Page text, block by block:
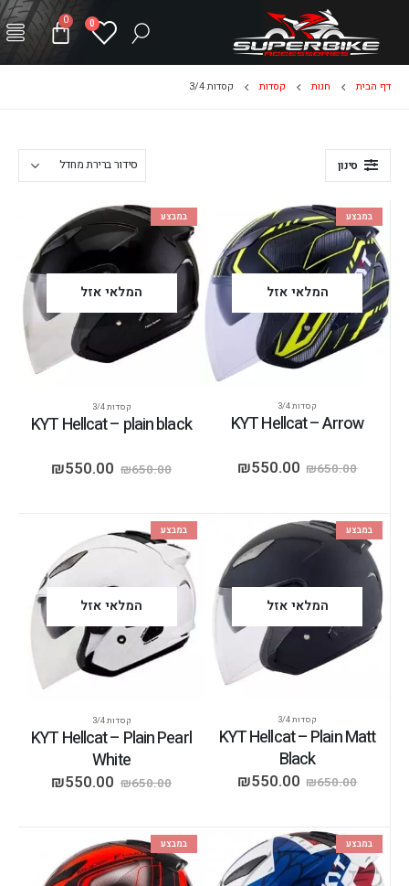
0
0
דף הבית חנות קסדות קסדות 3/4
סינון
במבצע
המלאי אזל
קסדות 3/4
KYT Hellcat – Arrow
₪650.00
₪550.00
במבצע
המלאי אזל
קסדות 3/4
KYT Hellcat – plain black
₪650.00
₪550.00
במבצע
המלאי אזל
קסדות 3/4
KYT Hellcat – Plain Matt
Black
₪650.00
₪550.00
במבצע
המלאי אזל
קסדות 3/4
KYT Hellcat – Plain Pearl
White
₪650.00
₪550.00
במבצע במבצע